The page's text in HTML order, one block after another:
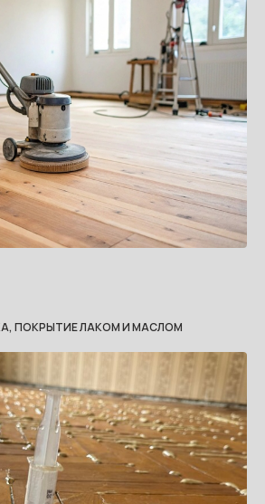
ПОКРЫТИЕ ЛАКОМ И МАСЛОМ